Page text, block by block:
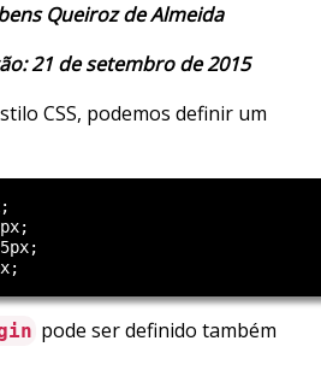
Queiroz de Almeida
21 de setembro de 2015
CSS, podemos definir um
pode ser definido também